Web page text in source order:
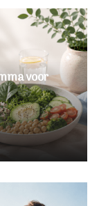
voor